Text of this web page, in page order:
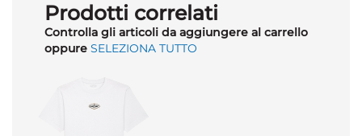
Prodotti correlati
Controlla gli articoli da aggiungere al carrello
oppure SELEZIONA TUTTO